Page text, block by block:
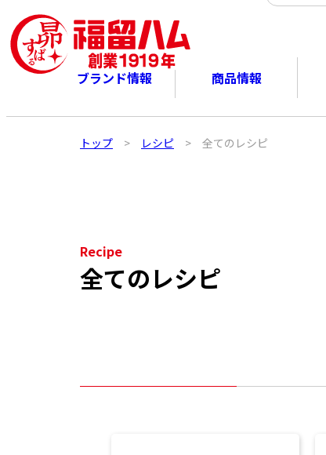
ブランド情報 商品情報
トップ > レシピ > 全てのレシピ
Recipe
全てのレシピ